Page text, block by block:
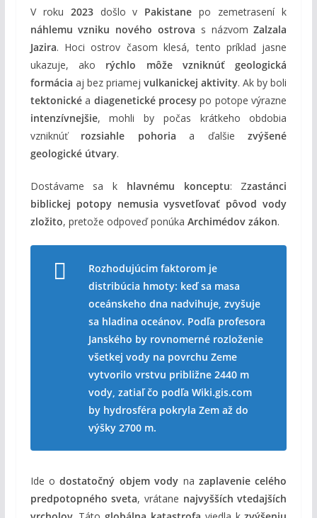
V roku 2023došlo v Pakistane po zemetrasení k
náhlemu vzniku nového ostrova s názvomZalzala
Jazira. Hoci ostrov časom klesá, tento príklad jasne
ukazuje, ako rýchlo môže vzniknúť geologická
formácia aj bez priamej vulkanickej aktivity. Ak by boli
tektonickéa diagenetické procesy po potope výrazne
intenzívnejšie, mohli by počas krátkeho obdobia
vzniknúť rozsiahle pohoria a ďalšiezvýšené
geologické útvary.
Dostávame sa k hlavnému konceptu: Zzastánci
biblickej potopy nemusia vysvetľovať pôvod vody
zložito, pretože odpoveď ponúka Archimédov zákon.
Rozhodujúcim faktorom je
distribúcia hmoty: keď sa masa
oceánskeho dna nadvihuje, zvyšuje
sa hladina oceánov. Podľa profesora
Janského by rovnomerné rozloženie
všetkej vody na povrchu Zeme
vytvorilo vrstvu približne 2440 m
vody, zatiaľ čo podľa Wiki.gis.com
by hydrosféra pokryla Zem až do
výšky 2700 m.
Ide odostatočný objem vody na zaplavenie celého
predpotopného sveta, vrátane najvyšších vtedajších